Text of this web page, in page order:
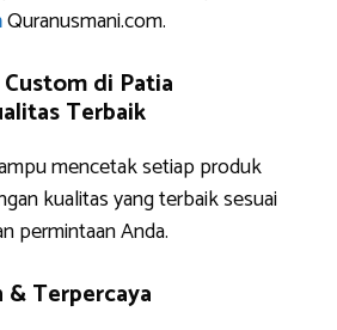
Quranusmani.com.
di Patia
Terbaik
mencetak setiap produk
kualitas yang terbaik sesuai
permintaan Anda.
& Terpercaya